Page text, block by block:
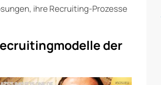
ihre Recruiting-Prozesse
der